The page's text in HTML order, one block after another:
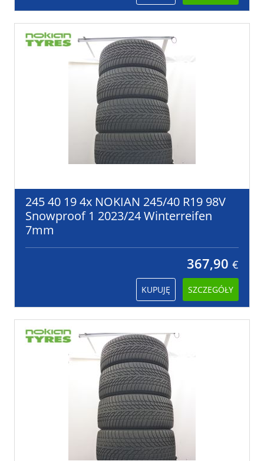
245 40 19 4x NOKIAN 245/40 R19 98V
Snowproof 1 2023/24 Winterreifen
7mm
367,90 €
KUPUJĘ SZCZEGÓŁY